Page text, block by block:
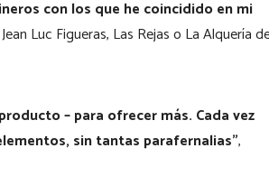
con los que he coincidido en mi
Luc Figueras, Las Rejas o La Alquería
– para ofrecer más. Cada vez
sin tantas parafernalias”,